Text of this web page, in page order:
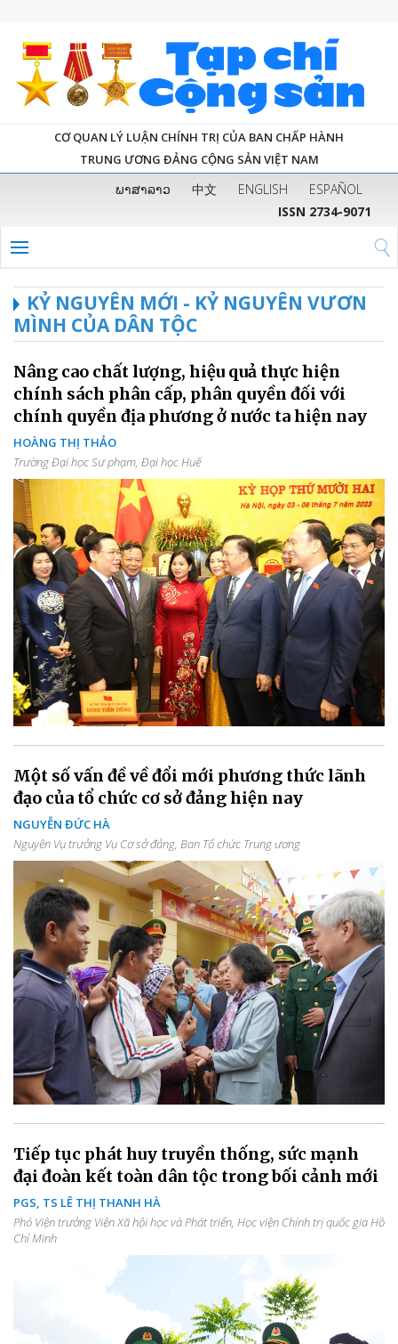
CƠ QUAN LÝ LUẬN CHÍNH TRỊ CỦA BAN CHẤP HÀNH
TRUNG ƯƠNG ĐẢNG CỘNG SẢN VIỆT NAM
ພາສາລາວ 中文 ENGLISH
ESPAÑOL
ISSN 2734-9071
KỶ NGUYÊN MỚI - KỶ NGUYÊN VƯƠN
MÌNH CỦA DÂN TỘC
Nâng cao chất lượng, hiệu quả thực hiện
chính sách phân cấp, phân quyền đối với
chính quyền địa phương ở nước ta hiện nay
HOÀNG THỊ THẢO
Trường Đại học Sư phạm, Đại học Huế
Một số vấn đề về đổi mới phương thức lãnh
đạo của tổ chức cơ sở đảng hiện nay
NGUYỄN ĐỨC HÀ
Nguyên Vụ trưởng Vụ Cơ sở đảng, Ban Tổ chức Trung ương
Tiếp tục phát huy truyền thống, sức mạnh
đại đoàn kết toàn dân tộc trong bối cảnh mới
PGS, TS LÊ THỊ THANH HÀ
Phó Viện trưởng Viện Xã hội học và Phát triển, Học viện Chính trị quốc gia Hồ
Chí Minh